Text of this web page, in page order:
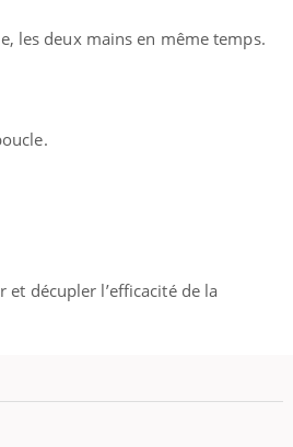
les deux mains en même temps.
décupler l’efficacité de la
prévenir